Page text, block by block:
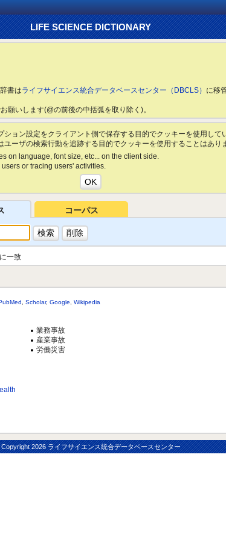
LIFE SCIENCE DICTIONARY
書はライフサイエンス統合データベースセンター（DBCLS） に移
願いします(@の前後の中括弧を取り除く)。
ョン設定をクライアント側で保存する目的でクッキーを使用して
ーザの検索行動を追跡する目的でクッキーを使用することはあり
on language, font size, etc... on the client side.
or tracing users' activities.
コーパス
に一致
Scholar, Google Wikipedia
業務事故
産業事故
労働災害
Copyright2026 ライフサイエンス統合データベースセンター